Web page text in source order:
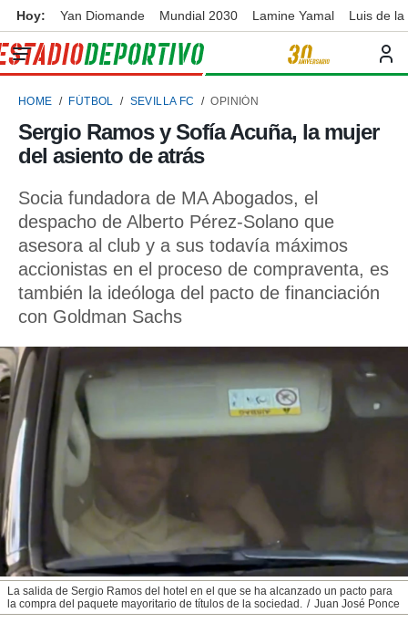
de
por
para
la
calidad.
a este
las
y
forma
basada
permite
seguir
coste.
a la
la
todas
ACEPTAR
Y
CONTINUAR
CONFIGURAR
RECHAZAR
Hoy: Yan Diomande Mundial 2030 Lamine Yamal Luis de
HOME FÚTBOL SEVILLA FC OPINIÓN
Sergio Ramos y Sofía Acuña, la mujer
del asiento de atrás
Socia fundadora de MA Abogados, el
despacho de Alberto Pérez-Solano que
asesora al club y a sus todavía máximos
accionistas en el proceso de compraventa, es
también la ideóloga del pacto de financiación
con Goldman Sachs
La salida de Sergio Ramos del hotel en el que se ha alcanzado un pacto para
la compra del paquete mayoritario de títulos de la sociedad.
Juan José Ponce